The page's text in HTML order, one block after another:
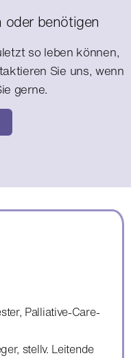
oder benötigen
so leben können,
Sie uns, wenn
gerne.
Palliative-Care-
stellv. Leitende